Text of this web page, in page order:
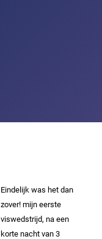
Eindelijk was het dan
zover! mijn eerste
viswedstrijd, na een
korte nacht van 3